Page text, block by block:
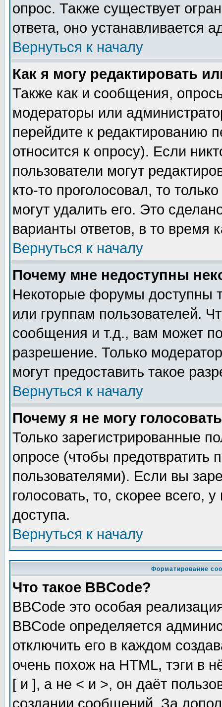
опрос. Также существует
ответа, оно устанавливается
Вернуться к началу
Как я могу редактировать
Также как и сообщения,
модераторы или
перейдите к редактированию
относится к опросу). Если
пользователи могут
кто-то проголосовал, то
могут удалить его. Это
варианты ответов, в то время
Вернуться к началу
Почему мне недоступны
Некоторые форумы доступны
или группам пользователей.
сообщения и т.д., вам может
разрешение. Только
могут предоставить такое
Вернуться к началу
Почему я не могу
Только зарегистрированные
опросе (чтобы предотвратить
пользователями). Если вы
голосовать, то, скорее всего,
доступа.
Вернуться к началу
Форматирование
Что такое BBCode?
BBCode это особая
BBCode определяется
отключить его в каждом
очень похож на HTML, тэги в
[ и ], а не < и >, он даёт
создании сообщений. За